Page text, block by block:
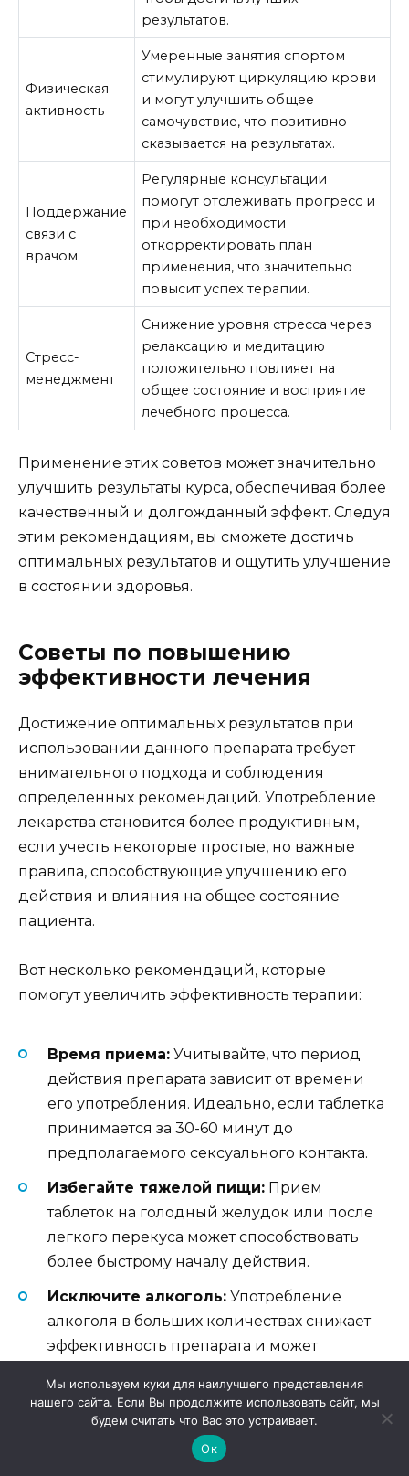
результатов.
Физическая
активность
Умеренные занятия спортом
стимулируют циркуляцию крови
и могут улучшить общее
самочувствие, что позитивно
сказывается на результатах.
Поддержание
связи с
врачом
Регулярные консультации
помогут отслеживать прогресс и
при необходимости
откорректировать план
применения, что значительно
повысит успех терапии.
Стресс-
менеджмент
Снижение уровня стресса через
релаксацию и медитацию
положительно повлияет на
общее состояние и восприятие
лечебного процесса.
Применение этих советов может значительно
улучшить результаты курса, обеспечивая более
качественный и долгожданный эффект. Следуя
этим рекомендациям, вы сможете достичь
оптимальных результатов и ощутить улучшение
в состоянии здоровья.
Советы по повышению
эффективности лечения
Достижение оптимальных результатов при
использовании данного препарата требует
внимательного подхода и соблюдения
определенных рекомендаций. Употребление
лекарства становится более продуктивным,
если учесть некоторые простые, но важные
правила, способствующие улучшению его
действия и влияния на общее состояние
пациента.
Вот несколько рекомендаций, которые
помогут увеличить эффективность терапии:
Время приема: Учитывайте, что период
действия препарата зависит от времени
его употребления. Идеально, если таблетка
принимается за 30-60 минут до
предполагаемого сексуального контакта.
Избегайте тяжелой пищи: Прием
таблеток на голодный желудок или после
легкого перекуса может способствовать
более быстрому началу действия.
Исключите алкоголь: Употребление
алкоголя в больших количествах снижает
эффективность препарата и может
эффектам.
Соблюдайте режим:Регулярность в
приеме может повысить общую степень
Мы используем куки для наилучшего представления
нашего сайта. Если Вы продолжите использовать сайт, мы
будем считать что Вас это устраивает.
Ок